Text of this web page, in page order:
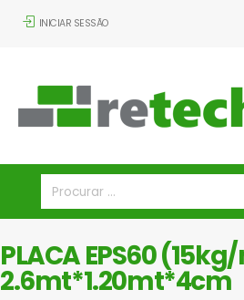
INICIAR SESSÃO
PLACA EPS60
2.6mt*1.20mt*4cm